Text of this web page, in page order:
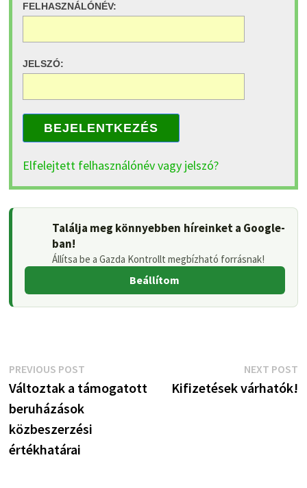
FELHASZNÁLÓNÉV:
JELSZÓ:
BEJELENTKEZÉS
Elfelejtett felhasználónév vagy jelszó?
Találja meg könnyebben híreinket a Google-
ban!
Állítsa be a Gazda Kontrollt megbízható forrásnak!
Beállítom
Bejegyzés
navigáció
PREVIOUS POSTPrevious
post:
Változtak a támogatott
beruházások
közbeszerzési
értékhatárai
NEXT POST
Kifizetések várhatók!